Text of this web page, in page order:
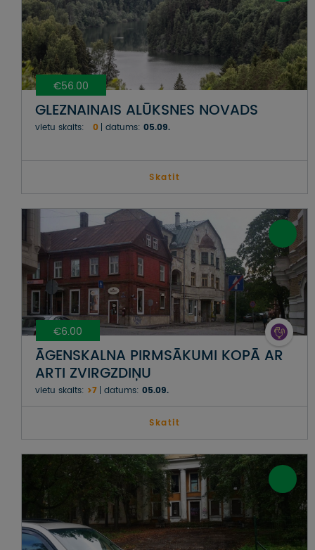
€56.00
GLEZNAINAIS ALŪKSNES NOVADS
vietu skaits: 0 datums: 05.09.
Skatit
€6.00
ĀGENSKALNA PIRMSĀKUMI KOPĀ AR
ARTI ZVIRGZDIŅU
vietu skaits: >7 datums: 05.09.
Skatit